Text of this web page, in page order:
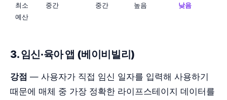
최소
예산
중간 중간 높음 낮음
3. 임신·육아 앱 (베이비빌리)
강점 — 사용자가 직접 임신 일자를 입력해 사용하기
때문에 매체 중 가장 정확한 라이프스테이지 데이터를